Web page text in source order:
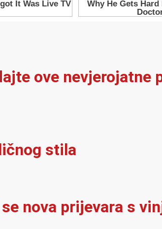
ove nevjerojatne
stila
nova prijevara s